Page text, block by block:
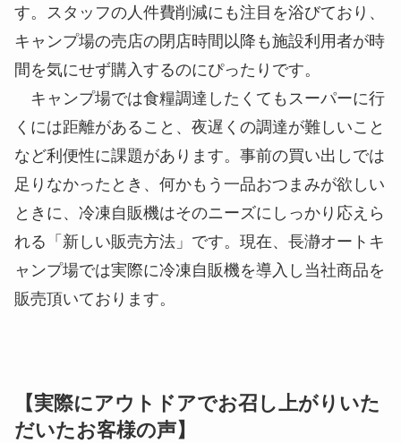
す。スタッフの人件費削減にも注目を浴びており、
キャンプ場の売店の閉店時間以降も施設利用者が時
間を気にせず購入するのにぴったりです。
キャンプ場では食糧調達したくてもスーパーに行
くには距離があること、夜遅くの調達が難しいこと
など利便性に課題があります。事前の買い出しでは
足りなかったとき、何かもう一品おつまみが欲しい
ときに、 冷凍自販機はそのニーズにしっかり応えら
れる「新しい販売方法」 です。現在、長瀞オートキ
ャンプ場では実際に冷凍自販機を導入し当社商品を
販売頂いております。
【実際にアウトドアでお召し上がりいた
だいたお客様の声】